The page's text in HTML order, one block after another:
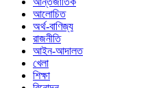
আলোচিত
অর্থ-বাণিজ্য
রাজনীতি
আইন-আদালত
খেলা
শিক্ষা